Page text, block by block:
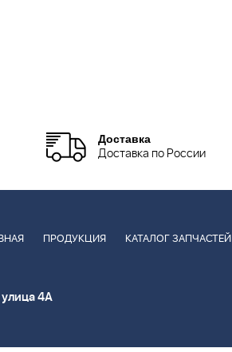
Доставка
Доставка по России
ПРОДУКЦИЯ КАТАЛОГ ЗАПЧАСТЕЙ
4А